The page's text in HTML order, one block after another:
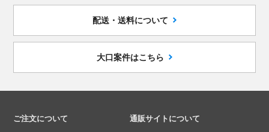
配送・送料について
大口案件はこちら
ご注文について 通販サイトについて